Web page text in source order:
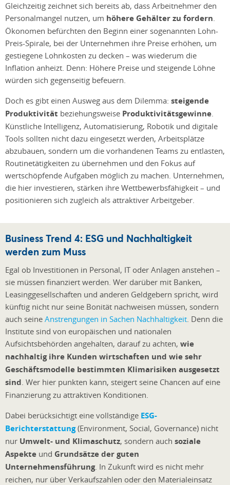
Gleichzeitig zeichnet sich bereits ab, dass Arbeitnehmer den
Personalmangel nutzen, um höhere Gehälter zu fordern.
Ökonomen befürchten den Beginn einer sogenannten Lohn-
Preis-Spirale, bei der Unternehmen ihre Preise erhöhen, um
gestiegene Lohnkosten zu decken – was wiederum die
Inflation anheizt. Denn: Höhere Preise und steigende Löhne
würden sich gegenseitig befeuern.
Doch es gibt einen Ausweg aus dem Dilemma: steigende
Produktivität beziehungsweise Produktivitätsgewinne.
Künstliche Intelligenz, Automatisierung, Robotik und digitale
Tools sollten nicht dazu eingesetzt werden, Arbeitsplätze
abzubauen, sondern um die vorhandenen Teams zu entlasten,
Routinetätigkeiten zu übernehmen und den Fokus auf
wertschöpfende Aufgaben möglich zu machen. Unternehmen,
die hier investieren, stärken ihre Wettbewerbsfähigkeit – und
positionieren sich zugleich als attraktiver Arbeitgeber.
Business Trend 4: ESG und Nachhaltigkeit
werden zum Muss
Egal ob Investitionen in Personal, IT oder Anlagen anstehen –
sie müssen finanziert werden. Wer darüber mit Banken,
Leasinggesellschaften und anderen Geldgebern spricht, wird
künftig nicht nur seine Bonität nachweisen müssen, sondern
auch seine Anstrengungen in Sachen Nachhaltigkeit . Denn die
Institute sind von europäischen und nationalen
Aufsichtsbehörden angehalten, darauf zu achten, wie
nachhaltig ihre Kunden wirtschaften und wie sehr
Geschäftsmodelle bestimmten Klimarisiken ausgesetzt
sind . Wer hier punkten kann, steigert seine Chancen auf eine
Finanzierung zu attraktiven Konditionen.
Dabei berücksichtigt eine vollständige ESG-
Berichterstattung(Environment, Social, Governance) nicht
nur Umwelt- und Klimaschutz, sondern auch soziale
Aspekte und Grundsätze der guten
Unternehmensführung. In Zukunft wird es nicht mehr
reichen, nur über Verkaufszahlen oder den Materialeinsatz